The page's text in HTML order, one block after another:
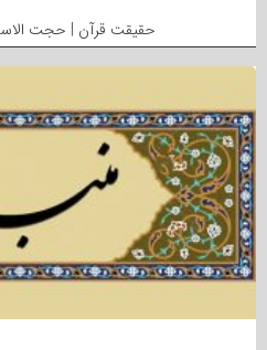
حقیقت قرآن | حجت